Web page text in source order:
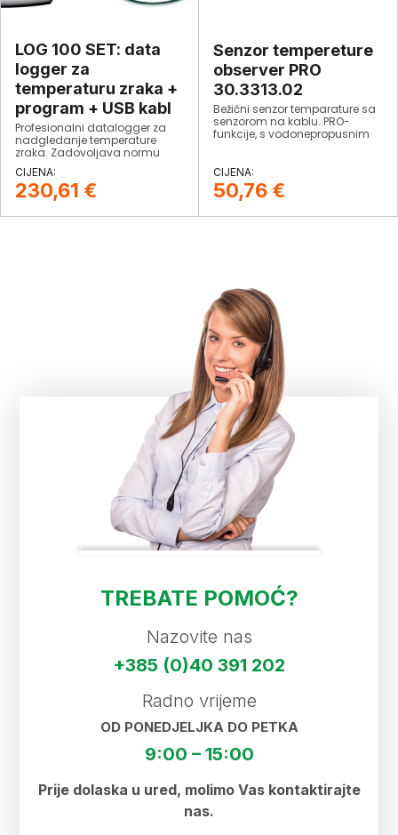
LOG 100 SET: data
logger za
temperaturu zraka +
program + USB kabl
Profesionalni datalogger za
nadgledanje temperature
zraka. Zadovoljava normu
EN12830.
230,61 €
Senzor tempereture
observer PRO
30.3313.02
Bežični senzor temparature sa
senzorom na kablu. PRO-
funkcije, s vodonepropusnim
Observer platformom.
50,76 €
TREBATE POMOĆ?
Nazovite nas
+385 (0)40 391 202
Radno vrijeme
OD PONEDJELJKA DO PETKA
9:00 – 15:00
Prije dolaska u ured, molimo Vas kontaktirajte
nas.